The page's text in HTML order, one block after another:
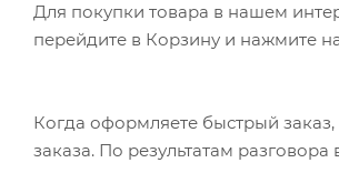
Для покупки товара в нашем
перейдите в Корзину и нажмите
Когда оформляете быстрый
заказа. По результатам